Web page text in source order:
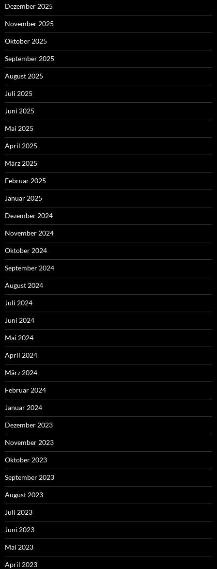
Dezember 2025
November 2025
Oktober 2025
September 2025
August 2025
Juli 2025
Juni 2025
Mai 2025
April 2025
März 2025
Februar 2025
Januar 2025
Dezember 2024
November 2024
Oktober 2024
September 2024
August 2024
Juli 2024
Juni 2024
Mai 2024
April 2024
März 2024
Februar 2024
Januar 2024
Dezember 2023
November 2023
Oktober 2023
September 2023
August 2023
Juli 2023
Juni 2023
Mai 2023
April 2023